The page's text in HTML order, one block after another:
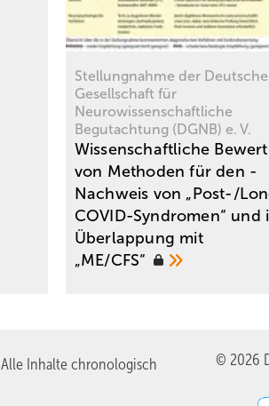
Stellungnahme der
Gesellschaft für
Neurowissenschaftliche
Begutachtung (DGNB) e. V.
Wissenschaftliche
von Methoden für den ­
Nachweis von „Post-/
COVID-Syndromen“ und
Überlappung mit
„ME/CFS“
Alle Inhalte chronologisch © 2026